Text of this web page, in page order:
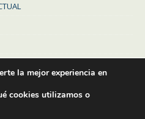
la mejor experiencia en
cookies utilizamos o